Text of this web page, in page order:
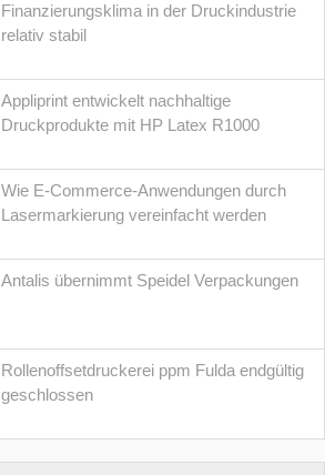
Finanzierungsklima in der Druckindustrie
relativ stabil
Appliprint entwickelt nachhaltige
Druckprodukte mit HP Latex R1000
Wie E-Commerce-Anwendungen durch
Lasermarkierung vereinfacht werden
Antalis übernimmt Speidel Verpackungen
Rollenoffsetdruckerei ppm Fulda endgültig
geschlossen